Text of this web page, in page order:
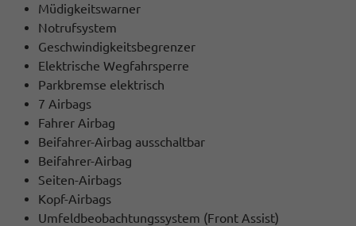
Müdigkeitswarner
Notrufsystem
Geschwindigkeitsbegrenzer
Elektrische Wegfahrsperre
Parkbremse elektrisch
7 Airbags
Fahrer Airbag
Beifahrer-Airbag ausschaltbar
Beifahrer-Airbag
Seiten-Airbags
Kopf-Airbags
Umfeldbeobachtungssystem (Front Assist)